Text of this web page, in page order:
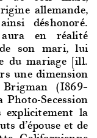
allemande,
déshonoré.
aura en réalité
son mari, lui
du mariage [ill.
une dimension
(1869–
Secession
la
d’épouse et de